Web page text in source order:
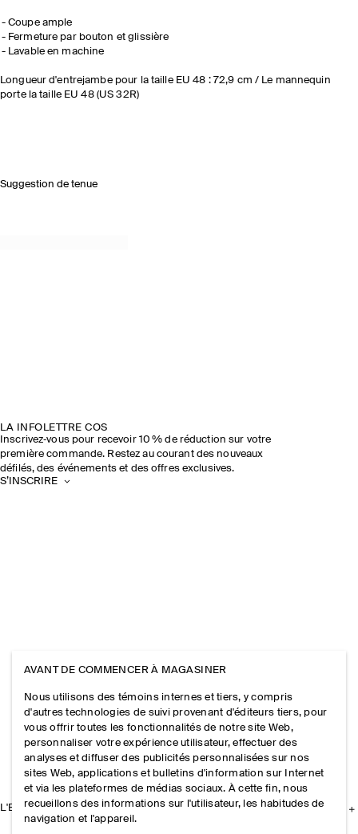
Coupe ample
Fermeture par bouton et glissière
Lavable en machine
Longueur d'entrejambe pour la taille EU 48 : 72,9 cm / Le mannequin
porte la taille EU 48 (US 32R)
Suggestion de tenue
LA INFOLETTRE COS
Inscrivez‑vous pour recevoir 10 % de réduction sur votre
première commande. Restez au courant des nouveaux
défilés, des événements et des offres exclusives.
S’INSCRIRE
L'ENTREPRISE
AVANT DE COMMENCER À MAGASINER
Nous utilisons des témoins internes et tiers, y compris
d'autres technologies de suivi provenant d'éditeurs tiers, pour
vous offrir toutes les fonctionnalités de notre site Web,
personnaliser votre expérience utilisateur, effectuer des
analyses et diffuser des publicités personnalisées sur nos
sites Web, applications et bulletins d'information sur Internet
et via les plateformes de médias sociaux. À cette fin, nous
recueillons des informations sur l'utilisateur, les habitudes de
navigation et l'appareil.